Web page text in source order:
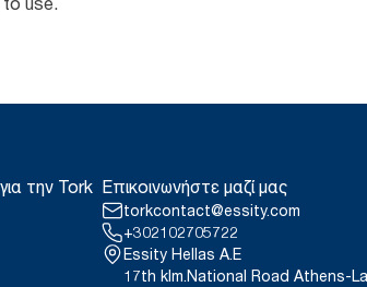
την Tork Επικοινωνήστε μαζί μας
torkcontact@essity.com
+302102705722
Essity Hellas A.E
17th klm.National Road Athens-